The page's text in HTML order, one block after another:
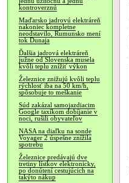
kontroverznú
Maďarsko jadrovú elektráreň
nakoniec kompletne
neodstavilo, Rumunsko mení
tok Dunaja
Ďalšia jadrová elektráreň
južne od Slovenska musela
kvôli teplu znížiť výkon
Železnice znižujú kvôli teplu
rýchlosť iba na 50 km/h,
spôsobuje to meškanie
Súd zakázal samojazdiacim
Google taxíkom dobíjanie v
noci, rušili obyvateľov
NASA na diaľku na sonde
Voyager 2 úspešne znížila
spotrebu
Železnice predávajú dve
tretiny lístkov elektronicky,
po donútení cestujúcich na
takýto nákup